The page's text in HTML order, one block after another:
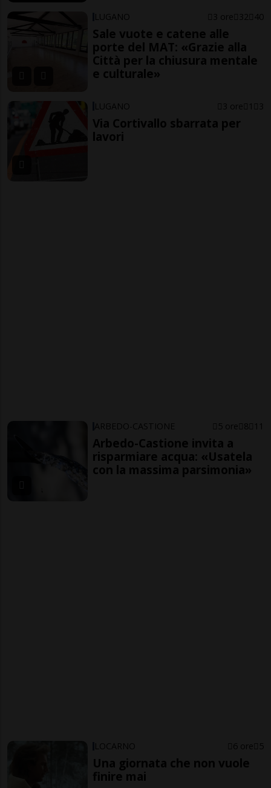
LUGANO 3 ore 32 40
Sale vuote e catene alle
porte del MAT: «Grazie alla
Città per la chiusura mentale
e culturale»
LUGANO 3 ore 1 3
Via Cortivallo sbarrata per
lavori
ARBEDO-CASTIONE 5 ore 8 11
Arbedo-Castione invita a
risparmiare acqua: «Usatela
con la massima parsimonia»
LOCARNO 6 ore 5
Una giornata che non vuole
finire mai